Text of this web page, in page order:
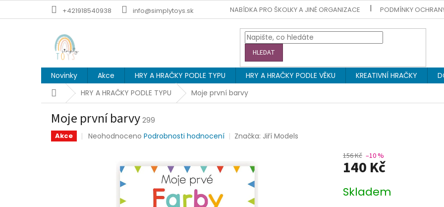
+421918540938 info@simplytoys.sk NABÍDKA PRO ŠKOLKY A JINÉ ORGANIZACE PODMÍNKY
HLEDAT
Novinky Akce HRY A HRAČKY PODLE TYPU HRY A HRAČKY PODLE VĚKU KREATIVNÍ HRAČKY
DomůHRY A HRAČKY PODLE TYPU Moje první barvy
Moje první barvy 299
Akce
Průměrné
hvězdiček.
Neohodnoceno Podrobnosti hodnocení Značka: Jiří Models
156 Kč –10 %
140 Kč
cena:
Skladem